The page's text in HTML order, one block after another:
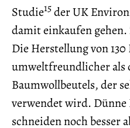
Studie15der UK
damit einkaufen
Die Herstellung von
umweltfreundlicher als
Baumwollbeutels, der
verwendet wird.
schneiden noch besser